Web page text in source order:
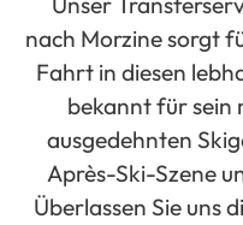
nach Morzine sorgt
Fahrt in diesen
bekannt für sein
ausgedehnten
Après-Ski-Szene
Überlassen Sie uns